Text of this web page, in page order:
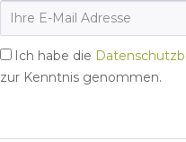
Ich habe die
zur Kenntnis genommen.